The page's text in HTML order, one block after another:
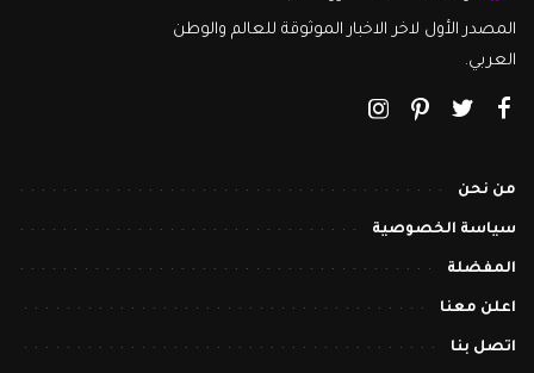
المصدر الأول لاخر الاخبار الموثوقة للعالم والوطن
العربي.
من نحن
سياسة الخصوصية
المفضلة
اعلن معنا
اتصل بنا